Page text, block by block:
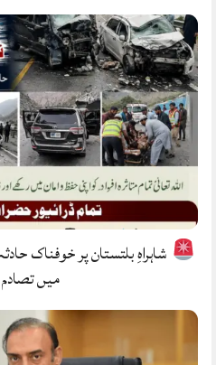
شاہراہِ بلتستان پر خوفناک
میں